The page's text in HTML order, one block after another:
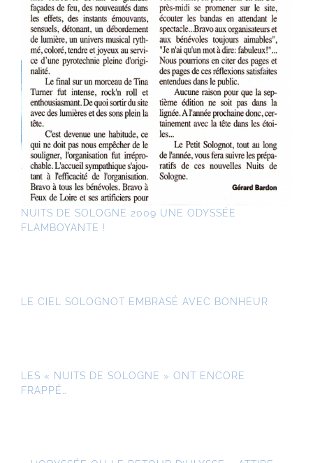
NUITS DE SOLOGNE 2009 UNE ODYSSÉE
FLAMBOYANTE !
LE CIEL SOLOGNOT EMBRASÉ AVEC BONHEUR
LES « NUITS DE SOLOGNE » ONT ENCORE
FRAPPÉ…